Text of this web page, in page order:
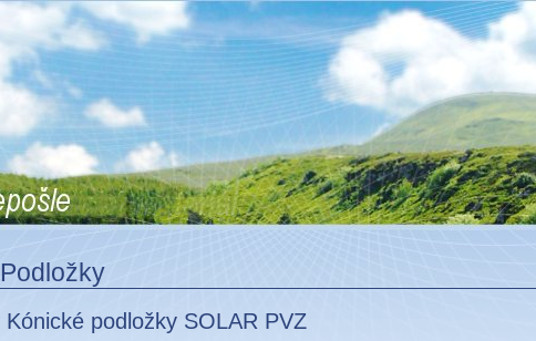
Podložky
Kónické podložky SOLAR PVZ